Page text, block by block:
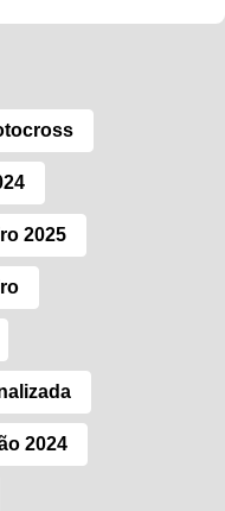
2025
2024